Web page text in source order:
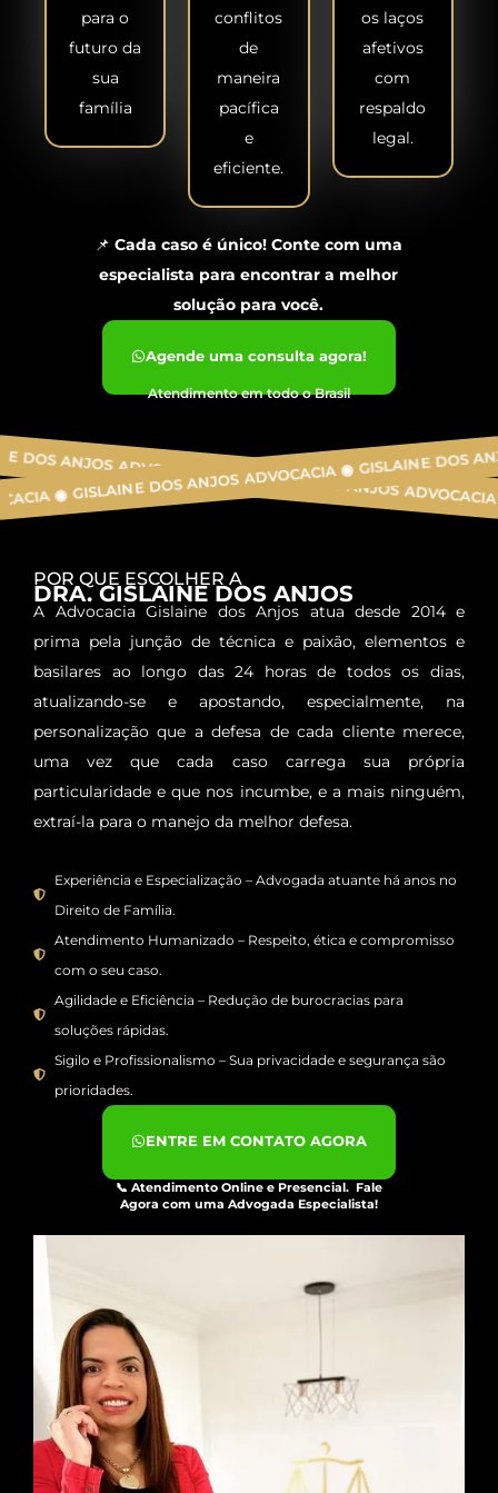
para o
futuro da
sua
família
conflitos
de
maneira
pacífica
e
eficiente.
os laços
afetivos
com
respaldo
legal.
📌Cada caso é único! Conte com uma
especialista para encontrar a melhor
solução para você.
Agende uma consulta agora!
Atendimento em todo o Brasil
ANJOS ADVOCACIA ◉
GISLAINE DOS ANJOS ADVOCACIA ◉
◉
GISLAINE DOS ANJOS ADVOCACIA ◉
GISLAINE
POR QUE ESCOLHER A
DRA. GISLAINE DOS ANJOS
A Advocacia Gislaine dos Anjos atua desde 2014 e
prima pela junção de técnica e paixão, elementos e
basilares ao longo das 24 horas de todos os dias,
atualizando-se e apostando, especialmente, na
personalização que a defesa de cada cliente merece,
uma vez que cada caso carrega sua própria
particularidade e que nos incumbe, e a mais ninguém,
extraí-la para o manejo da melhor defesa.
Experiência e Especialização – Advogada atuante há anos no
Direito de Família.
Atendimento Humanizado – Respeito, ética e compromisso
com o seu caso.
Agilidade e Eficiência – Redução de burocracias para
soluções rápidas.
Sigilo e Profissionalismo – Sua privacidade e segurança são
prioridades.
ENTRE EM CONTATO AGORA
📞 Atendimento Online e Presencial. Fale
Agora com uma Advogada Especialista!